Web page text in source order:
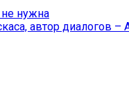
нужна
автор